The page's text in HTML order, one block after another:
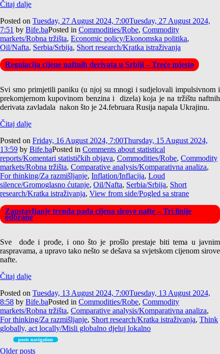
Čitaj dalje
Posted on Tuesday, 27 August 2024, 7:00Tuesday, 27 August 2024,
7:51 by Bife.baPosted in Commodities/Robe, Commodity
markets/Robna tržišta, Economic policy/Ekonomska politika,
Oil/Nafta, Serbia/Srbija, Short research/Kratka istraživanja
Regulacija cijene naftnih derivata u Srbiji – Treće mjesto
Svi smo primjetili paniku (u njoj su mnogi i sudjelovali impulsivnom i
prekomjernom kupovinom benzina i dizela) koja je na tržištu naftnih
derivata zavladala nakon što je 24.februara Rusija napala Ukrajinu.
Čitaj dalje
Posted on Friday, 16 August 2024, 7:00Thursday, 15 August 2024,
13:59 by Bife.baPosted in Comments about statistical
reports/Komentari statističkih objava, Commodities/Robe, Commodity
markets/Robna tržišta, Comparative analysis/Komparativna analiza,
For thinking/Za razmišljanje, Inflation/Inflacija, Loud
silence/Gromoglasno ćutanje, Oil/Nafta, Serbia/Srbija, Short
research/Kratka istraživanja, View from side/Pogled sa strane
Zaustavljanje trenda pada cijena sirove nafte – Tri linije
odbrane
Sve dođe i prođe, i ono što je prošlo prestaje biti tema u javnim
raspravama, a upravo tako nešto se dešava sa svjetskom cijenom sirove
nafte.
Čitaj dalje
Posted on Tuesday, 13 August 2024, 7:00Tuesday, 13 August 2024,
8:58 by Bife.baPosted in Commodities/Robe, Commodity
markets/Robna tržišta, Comparative analysis/Komparativna analiza,
For thinking/Za razmišljanje, Short research/Kratka istraživanja, Think
globally, act locally/Misli globalno djeluj lokalno
posts navigation
Older posts